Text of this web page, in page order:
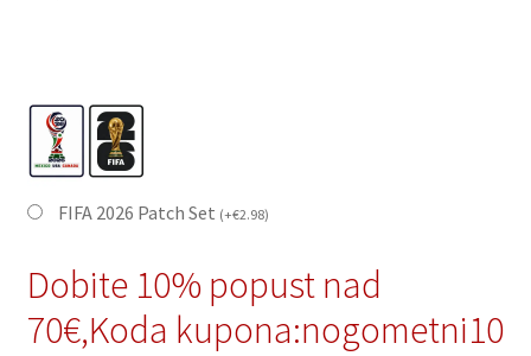
FIFA 2026 Patch Set (+€2.98)
Dobite 10% popust nad
70€,Koda kupona:nogometni10